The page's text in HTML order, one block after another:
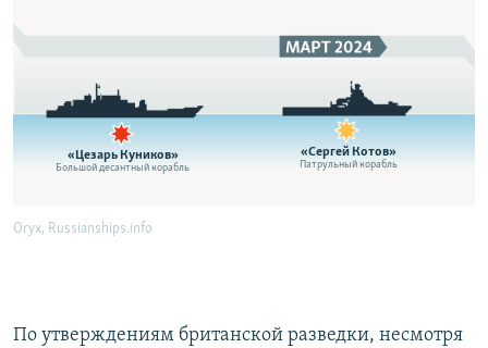
По утверждениям британской разведки, несмотря